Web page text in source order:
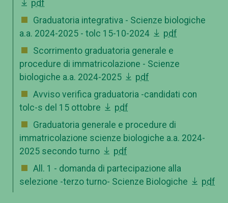
pdf
Graduatoria integrativa - Scienze biologiche
a.a. 2024-2025 - tolc 15-10-2024
pdf
Scorrimento graduatoria generale e
procedure di immatricolazione - Scienze
biologiche a.a. 2024-2025
pdf
Avviso verifica graduatoria -candidati con
tolc-s del 15 ottobre
pdf
Graduatoria generale e procedure di
immatricolazione scienze biologiche a.a. 2024-
2025 secondo turno
pdf
All. 1 - domanda di partecipazione alla
selezione -terzo turno- Scienze Biologiche
pdf